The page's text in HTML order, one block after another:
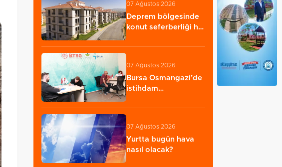
07 Ağustos 2026
Deprem bölgesinde
konut seferberliği hız
07 Ağustos 2026
Bursa Osmangazi’de
istihdam
imkanı…
07 Ağustos 2026
Yurtta bugün hava
nasıl olacak?